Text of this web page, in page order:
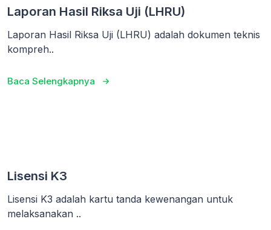
Laporan Hasil Riksa Uji (LHRU)
Laporan Hasil Riksa Uji (LHRU) adalah dokumen teknis
kompreh..
Baca Selengkapnya
Lisensi K3
Lisensi K3 adalah kartu tanda kewenangan untuk
melaksanakan ..